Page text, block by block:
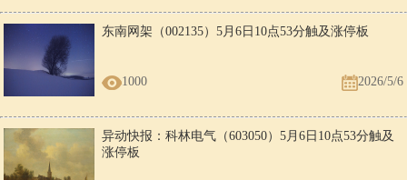
东南网架（002135）5月6日10点53分触及涨停板
1000 2026/5/6
异动快报：科林电气（603050）5月6日10点53分触及
涨停板